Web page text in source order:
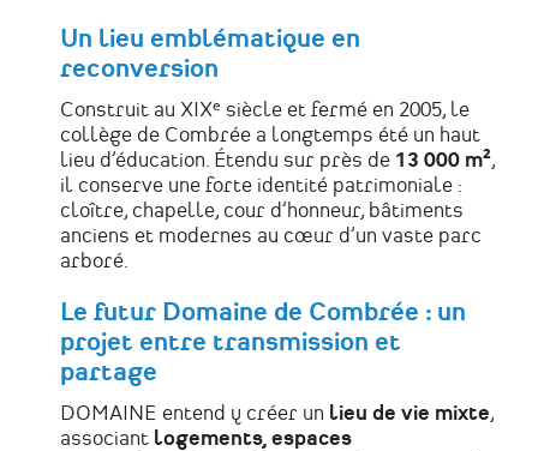
Un lieu emblématique en
reconversion
Construit au XIXᵉ siècle et fermé en 2005, le
collège de Combrée a longtemps été un haut
lieu d’éducation. Étendu sur près de 13 000 m²,
il conserve une forte identité patrimoniale :
cloître, chapelle, cour d’honneur, bâtiments
anciens et modernes au cœur d’un vaste parc
arboré.
Le futur Domaine de Combrée : un
projet entre transmission et
partage
DOMAINE entend y créer un lieu de vie mixte,
associant logements, espaces